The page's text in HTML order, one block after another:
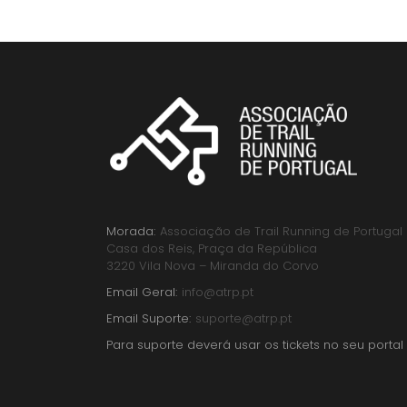
Morada: Associação de Trail Running de Portugal
Casa dos Reis, Praça da República
3220 Vila Nova – Miranda do Corvo
Email Geral: info@atrp.pt
Email Suporte: suporte@atrp.pt
Para suporte deverá usar os tickets no seu portal